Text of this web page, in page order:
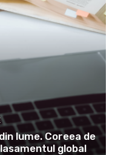
lume. Coreea de
global